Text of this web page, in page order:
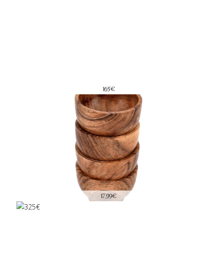
165€
17,99€